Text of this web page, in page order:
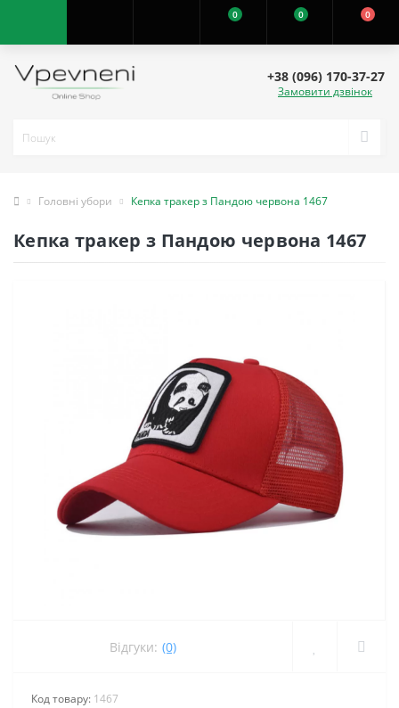
0 0 0
+38 (096) 170-37-27
Замовити дзвінок
Головні убори Кепка тракер з Пандою червона 1467
Кепка тракер з Пандою червона 1467
Відгуки: (0)
Код товару: 1467